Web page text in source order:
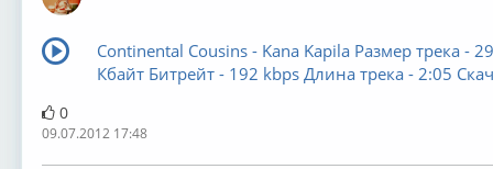
Continental Cousins - Kana Kapila Размер трека -
Кбайт Битрейт - 192 kbps Длина трека - 2:05
0
09.07.2012 17:48